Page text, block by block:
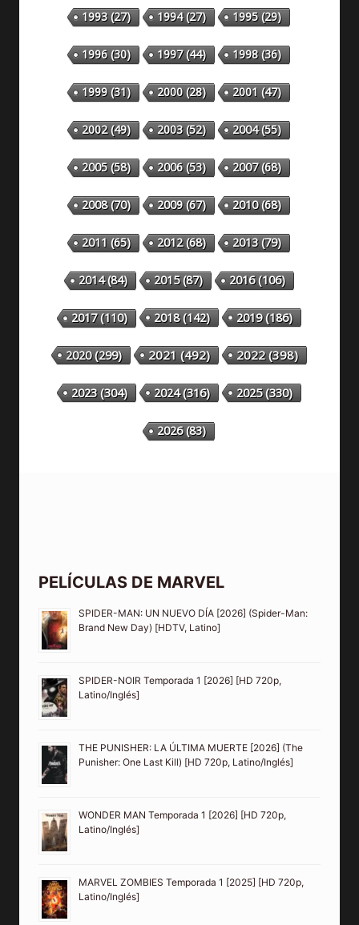
1993(27) 1994(27) 1995(29)
1996(30) 1997(44) 1998(36)
1999(31) 2000(28) 2001 (47)
2002(49) 2003(52) 2004(55)
2005(58) 2006(53) 2007(68)
2008(70) 2009(67) 2010(68)
2011 (65) 2012(68) 2013(79)
2014(84) 2015(87) 2016(106)
2017(110) 2018(142) 2019(186)
2020(299) 2021(492) 2022(398)
2023(304) 2024(316) 2025(330)
2026(83)
PELÍCULAS DE MARVEL
SPIDER-MAN: UN NUEVO DÍA [2026] (Spider-Man:
Brand New Day) [HDTV, Latino]
SPIDER-NOIR Temporada 1 [2026] [HD 720p,
Latino/Inglés]
THE PUNISHER: LA ÚLTIMA MUERTE [2026] (The
Punisher: One Last Kill) [HD 720p, Latino/Inglés]
WONDER MAN Temporada 1 [2026] [HD 720p,
Latino/Inglés]
MARVEL ZOMBIES Temporada 1 [2025] [HD 720p,
Latino/Inglés]